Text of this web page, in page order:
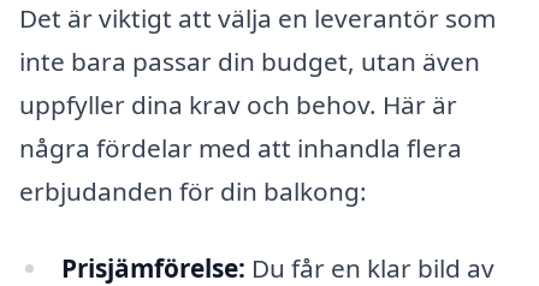
Det är viktigt att välja en leverantör som
inte bara passar din budget, utan även
uppfyller dina krav och behov. Här är
några fördelar med att inhandla flera
erbjudanden för din balkong:
Prisjämförelse: Du får en klar bild av